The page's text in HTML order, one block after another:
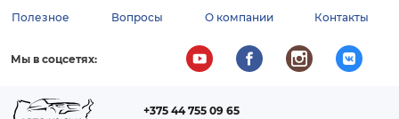
содержанию
ВСПОМОГАТЕЛЬНОЕ
МЕНЮ
Полезное Вопросы О компании Контакты
Мы в соцсетях:
+375 44 755 09 65